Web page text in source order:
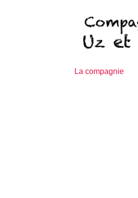
La compagnie